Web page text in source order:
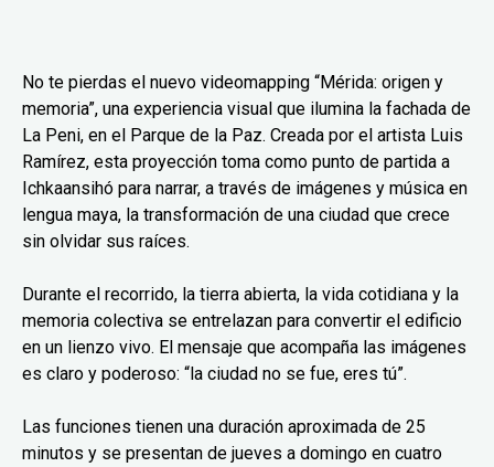
No te pierdas el nuevo videomapping “Mérida: origen y
memoria”, una experiencia visual que ilumina la fachada de
La Peni, en el Parque de la Paz. Creada por el artista Luis
Ramírez, esta proyección toma como punto de partida a
Ichkaansihó para narrar, a través de imágenes y música en
lengua maya, la transformación de una ciudad que crece
sin olvidar sus raíces.
Durante el recorrido, la tierra abierta, la vida cotidiana y la
memoria colectiva se entrelazan para convertir el edificio
en un lienzo vivo. El mensaje que acompaña las imágenes
es claro y poderoso: “la ciudad no se fue, eres tú”.
Las funciones tienen una duración aproximada de 25
minutos y se presentan de jueves a domingo en cuatro